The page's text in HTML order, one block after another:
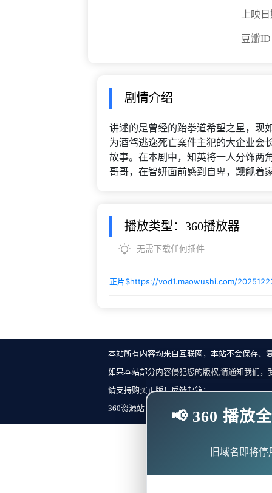
上映
豆瓣
剧情介绍
讲述的是曾经的跆拳道希望之星，现
为酒驾逃逸死亡案件主犯的大企业会
故事。在本剧中，知英将一人分饰两
哥哥，在智妍面前感到自卑，觊觎着
播放类型：360播放器
无需下载任何插件
正片$https://vod1.maowushi.com/
本站所有内容均来自互联网，本站不会保存、
如果本站部分内容侵犯您的版权,请通知我们
请支持购买正版！反馈邮箱：
360资源站 Copyright ©2018-2023 All Rights
📢 360 播放
旧域名即将